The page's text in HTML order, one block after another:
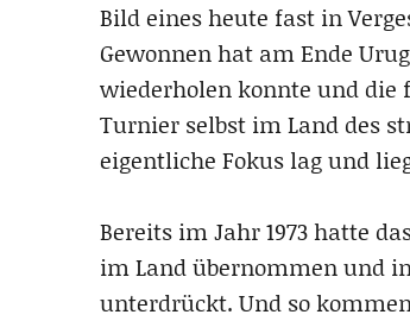
Bild eines heute fast in
Gewonnen hat am Ende
wiederholen konnte und die
Turnier selbst im Land des
eigentliche Fokus lag und
Bereits im Jahr 1973 hatte
im Land übernommen und
unterdrückt. Und so